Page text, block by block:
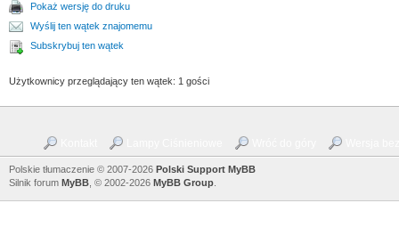
Pokaż wersję do druku
Wyślij ten wątek znajomemu
Subskrybuj ten wątek
Użytkownicy przeglądający ten wątek: 1 gości
Polskie tłumaczenie © 2007-2026 Polski Support MyBB
Silnik forum MyBB , © 2002-2026 MyBB Group